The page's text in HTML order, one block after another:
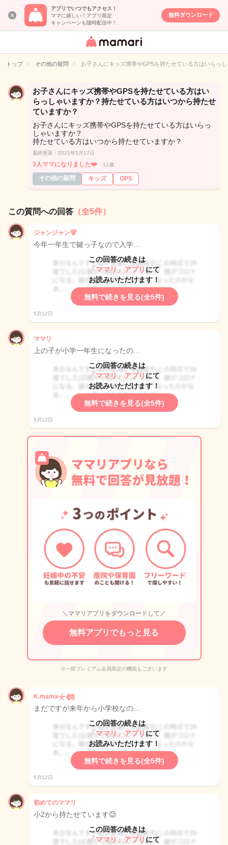
アプリでいつでもアクセス！
ママに嬉しい！アプリ限定
キャンペーンも随時配信中！
無料ダウンロード
女性専用匿名QA
イト
トップ その他の疑問 お子さんにキッズ携帯やGPSを持たせている方はいらっ
お子さんにキッズ携帯やGPSを持たせている方はい
らっしゃいますか？持たせている方はいつから持たせ
ていますか？
お子さんにキッズ携帯やGPSを持たせている方はいらっ
しゃいますか？
持たせている方はいつから持たせていますか？
最終更新：2021年5月17日
3人ママになりました❤️ 11歳
その他の疑問 キッズ GPS
この質問への回答 （全5件）
ジャンジャン🐻
今年一年生で鍵っ子なので入学…
この回答の続きは
「ママリ」アプリ にて
お読みいただけます！
無料で続きを見る(全5件)
5月12日
ママリ
上の子が小学一年生になったの…
この回答の続きは
「ママリ」アプリ にて
お読みいただけます！
無料で続きを見る(全5件)
5月12日
＼ママリアプリをダウンロードして／
無料アプリでもっと見る
※一部プレミアム会員限定の機能もございます
K.mama𓇼𓆉
まだですが来年から小学校なの…
この回答の続きは
「ママリ」アプリ にて
お読みいただけます！
無料で続きを見る(全5件)
5月12日
初めてのママリ
小2から持たせています😊
この回答の続きは
「ママリ」アプリ にて